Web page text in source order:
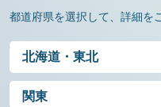
都道府県を選択して、詳細を
北海道・東北
関東